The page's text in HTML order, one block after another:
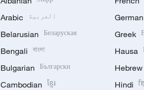
Arabic العربية
Belarusian Беларуская
Bengali বাংলা
Bulgarian Български
Cambodian ខ្មែរ
German
Greek
Hausa
Hebrew
Hindi